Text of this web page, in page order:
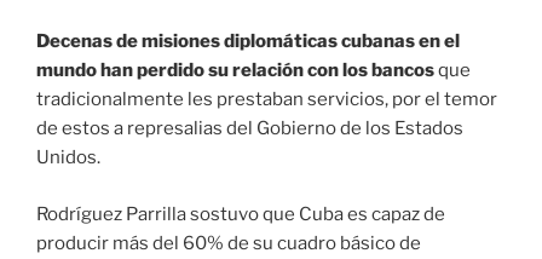
Decenas de misiones diplomáticas cubanas en el
mundo han perdido su relación con los bancosque
tradicionalmente les prestaban servicios, por el temor
de estos a represalias del Gobierno de los Estados
Unidos.
Rodríguez Parrilla sostuvo que Cuba es capaz de
producir más del 60% de su cuadro básico de